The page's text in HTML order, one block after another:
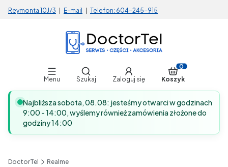
Reymonta 10J/3 E-mail Telefon: 604-245-915
Menu
Otwórz wyszukiwarkę
Szukaj Zaloguj się
Produkty w
Koszyk
Najbliższa sobota, 08.08: jesteśmy otwarci w godzinach
9:00 - 14:00, wyślemy również zamówienia złożone do
godziny 14:00
DoctorTel Realme